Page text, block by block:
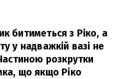
битиметься з Ріко, а
у надважкій вазі не
розкрутки
що якщо Ріко